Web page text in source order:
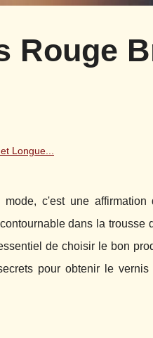
Rouge
Longue...
c'est une
dans la trousse
de choisir le bon
pour obtenir le